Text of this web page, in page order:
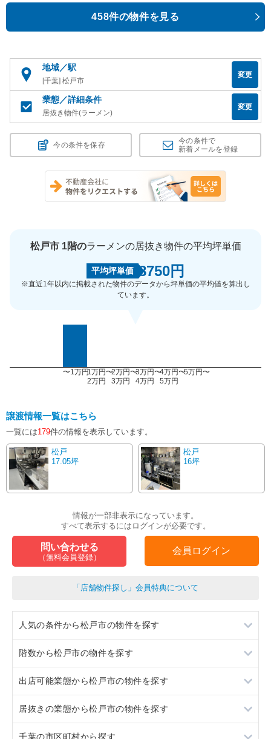
458件の物件を見る
地域／駅
[千葉] 松戸市
変更
業態／詳細条件
居抜き物件(ラーメン)
変更
今の条件を保存
今の条件で
新着メールを登録
松戸市 1階のラーメンの居抜き物件の平均坪単価
平均坪単価 8750円
※直近1年以内に掲載された物件のデータから坪単価の平均値を算出し
ています。
〜1万円1万円〜
2万円
2万円〜
3万円
3万円〜
4万円
4万円〜
5万円
5万円〜
譲渡情報一覧はこちら
一覧には179件の情報を表示しています。
松戸
17.05坪
松戸
16坪
情報が一部非表示になっています。
すべて表示するにはログインが必要です。
問い合わせる
（無料会員登録）
会員ログイン
「店舗物件探し」会員特典について
人気の条件から松戸市の物件を探す
居抜き
スケルトン
ロードサイド物件
駐車場あり
階数から松戸市の物件を探す
地下
1階
2階
出店可能業態から松戸市の物件を探す
重飲食
軽飲食
居抜きの業態から松戸市の物件を探す
ラーメン
千葉の市区町村から探す